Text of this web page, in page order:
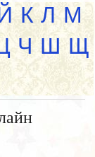
К Л М
Ч Ш Щ